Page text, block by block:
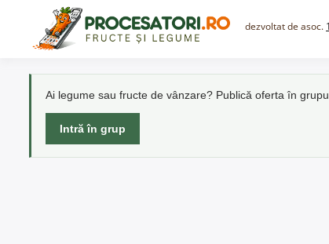
content
dezvoltat de asoc.
Ai legume sau fructe de vânzare? Publică oferta în
Intră în grup